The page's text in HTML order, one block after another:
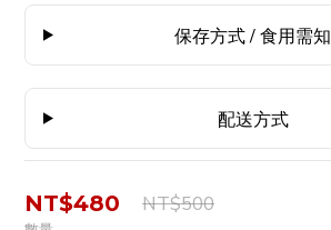
保存方式 / 食用需知
配送方式
NT$480 NT$500